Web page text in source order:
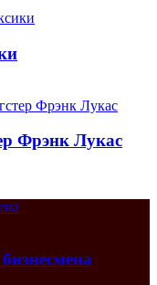
Фрэнк Лукас